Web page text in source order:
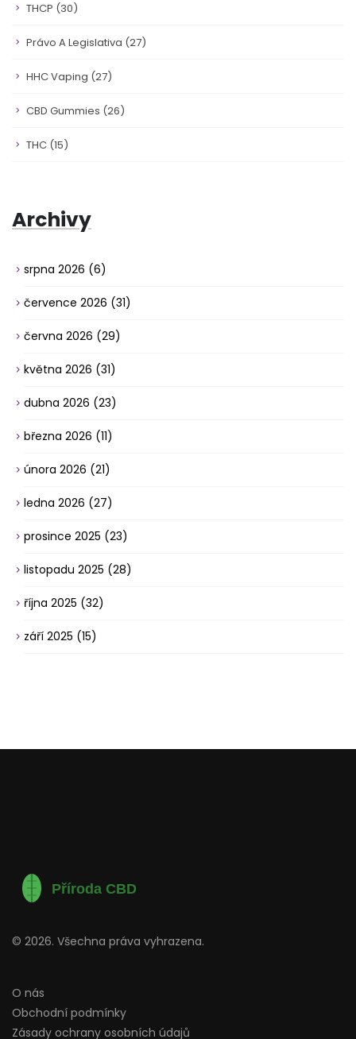
THCP (30)
Právo A Legislativa (27)
HHC Vaping (27)
CBD Gummies (26)
THC (15)
Archivy
srpna 2026 (6)
července 2026 (31)
června 2026 (29)
května 2026 (31)
dubna 2026 (23)
března 2026 (11)
února 2026 (21)
ledna 2026 (27)
prosince 2025 (23)
listopadu 2025 (28)
října 2025 (32)
září 2025 (15)
© 2026. Všechna práva vyhrazena.
O nás
Obchodní podmínky
Zásady ochrany osobních údajů